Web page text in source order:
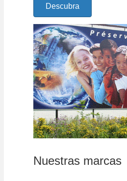
Descubra
Nuestras marcas